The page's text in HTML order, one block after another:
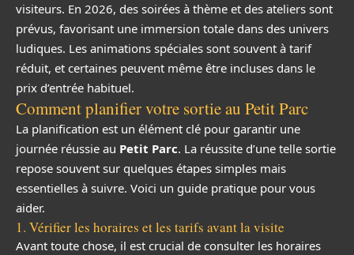
visiteurs. En 2026, des soirées à thème et des ateliers sont
prévus, favorisant une immersion totale dans des univers
ludiques. Les animations spéciales sont souvent à tarif
réduit, et certaines peuvent même être incluses dans le
prix d’entrée habituel.
Comment planifier votre sortie au Petit Parc
La planification est un élément clé pour garantir une
journée réussie au Petit Parc. La réussite d’une telle sortie
repose souvent sur quelques étapes simples mais
essentielles à suivre. Voici un guide pratique pour vous
aider.
1. Vérifier les horaires et les tarifs avant la visite
Avant toute chose, il est crucial de consulter les horaires